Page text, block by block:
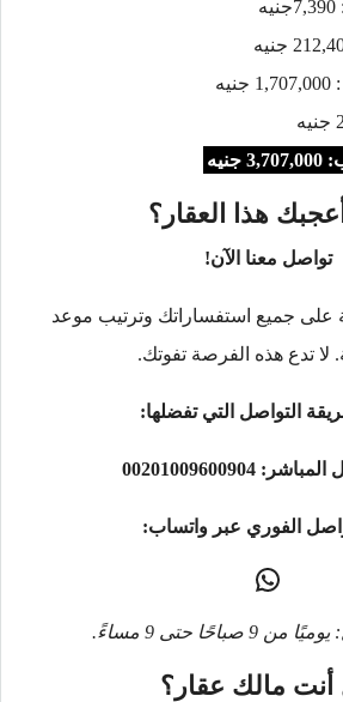
هذا العقار؟
تواصل معنا الآن!
على جميع استفساراتك وترتيب موعد
لا تدع هذه الفرصة تفوتك.
التواصل التي تفضلها:
المباشر: 00201009600904
الفوري عبر واتساب:
صباحًا حتى 9 مساءً.
مالك عقار؟